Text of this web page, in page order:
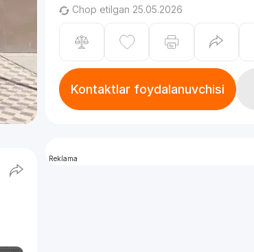
Chop etilgan 25.05.2026
Kontaktlar foydalanuvchisi
Reklama